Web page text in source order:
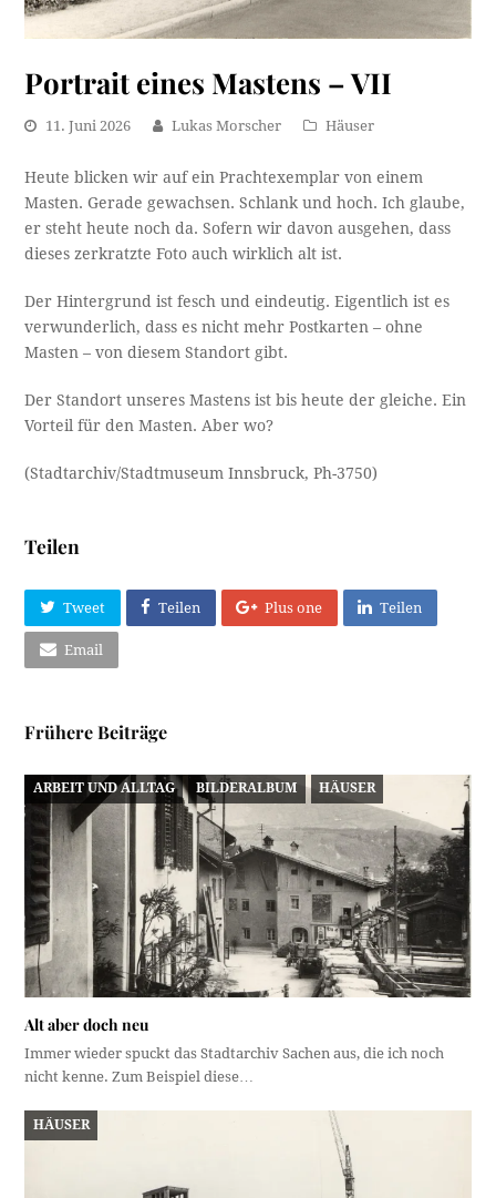
Portrait eines Mastens – VII
11. Juni 2026 Lukas Morscher Häuser
Heute blicken wir auf ein Prachtexemplar von einem
Masten. Gerade gewachsen. Schlank und hoch. Ich glaube,
er steht heute noch da. Sofern wir davon ausgehen, dass
dieses zerkratzte Foto auch wirklich alt ist.
Der Hintergrund ist fesch und eindeutig. Eigentlich ist es
verwunderlich, dass es nicht mehr Postkarten – ohne
Masten – von diesem Standort gibt.
Der Standort unseres Mastens ist bis heute der gleiche. Ein
Vorteil für den Masten. Aber wo?
(Stadtarchiv/Stadtmuseum Innsbruck, Ph-3750)
Teilen
Tweet Teilen Plus one Teilen
Email
Frühere Beiträge
ARBEIT UND ALLTAG BILDERALBUM HÄUSER
Alt aber doch neu
Immer wieder spuckt das Stadtarchiv Sachen aus, die ich noch
nicht kenne. Zum Beispiel diese…
HÄUSER